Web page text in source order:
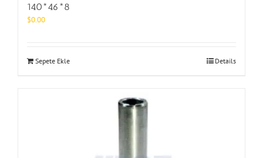
140*46*8
$0.00
Sepete Ekle Details